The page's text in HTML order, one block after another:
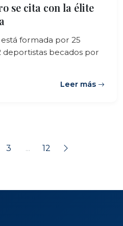
se cita con la élite
formada por 25
deportistas becados por
Leer más
3 ... 12